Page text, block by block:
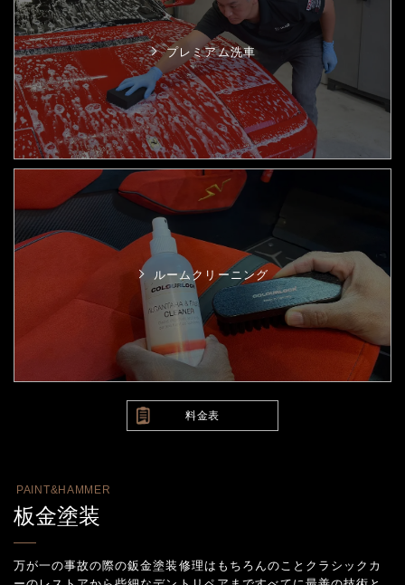
プレミアム洗車
ルームクリーニング
料金表
PAINT&HAMMER
板金塗装
万が一の事故の際の鈑金塗装修理はもちろんのことクラシックカ